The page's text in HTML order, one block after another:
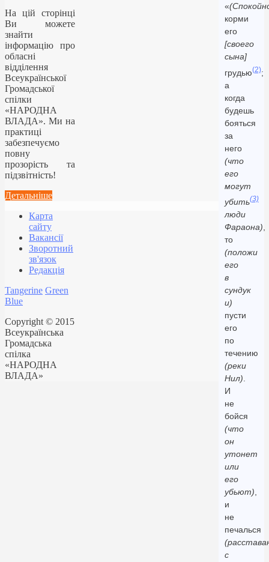
«
корми
его
[своего
сына]
грудью(2);
а
когда
будешь
бояться
за
него
(что
его
могут
убить(3)
люди
Фараона),
то
(положи
его
в
сундук
и)
пусти
его
по
течению
(реки
Нил).
И
не
бойся
(что
он
утонет
или
его
убьют),
и
не
печалься
с
На цій сторінці
Ви можете
знайти
інформацію про
обласні
відділення
Всеукраїнської
Громадської
спілки
«НАРОДНА
ВЛАДА». Ми на
практиці
забезпечуємо
повну
прозорість та
підзвітність!
Детальніше
Карта
сайту
Вакансії
Зворотний
зв'язок
Редакція
Tangerine Green
Blue
Copyright © 2015
Всеукраїнська
Громадська
спілка
«НАРОДНА
ВЛАДА»